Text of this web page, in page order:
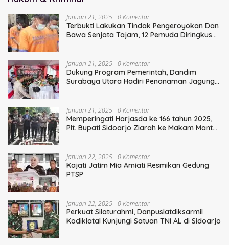
Januari 21, 2025 0 Komentar
Terbukti Lakukan Tindak Pengeroyokan Dan
Bawa Senjata Tajam, 12 Pemuda Diringkus
Januari 21, 2025 0 Komentar
Dukung Program Pemerintah, Dandim
Surabaya Utara Hadiri Penanaman Jagung
Januari 21, 2025 0 Komentar
Memperingati Harjasda ke 166 tahun 2025,
Plt. Bupati Sidoarjo Ziarah ke Makam Mantan
Januari 22, 2025 0 Komentar
Kajati Jatim Mia Amiati Resmikan Gedung
PTSP
Januari 22, 2025 0 Komentar
Perkuat Silaturahmi, Danpuslatdiksarmil
Kodiklatal Kunjungi Satuan TNI AL di Sidoarjo